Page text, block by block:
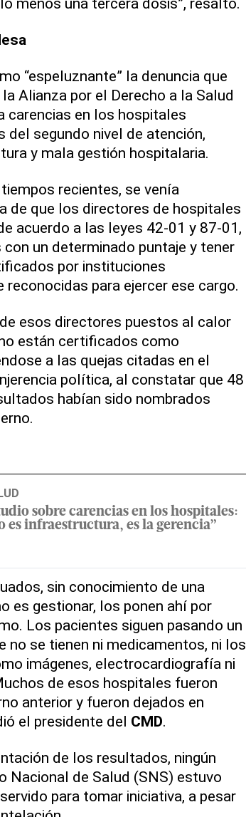
“espeluznante” la denuncia que
Alianza por el Derecho a la Salud
carencias en los hospitales
del segundo nivel de atención,
y mala gestión hospitalaria.
recientes, se venía
de que los directores de hospitales
acuerdo a las leyes 42-01 y 87-01,
un determinado puntaje y tener
por instituciones
para ejercer ese cargo.
esos directores puestos al calor
están certificados como
a las quejas citadas en el
política, al constatar que 48
habían sido nombrados
sobre carencias en los hospitales:
es infraestructura, es la gerencia”
sin conocimiento de una
es gestionar, los ponen ahí por
Los pacientes siguen pasando un
no se tienen ni medicamentos, ni los
imágenes, electrocardiografía ni
de esos hospitales fueron
anterior y fueron dejados en
el presidente del CMD.
de los resultados, ningún
Nacional de Salud (SNS) estuvo
para tomar iniciativa, a pesar